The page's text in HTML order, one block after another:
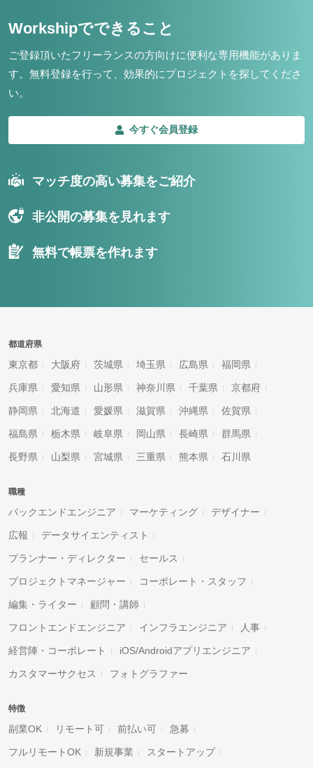
Workshipでできること
ご登録頂いたフリーランスの方向けに便利な専用機能がありま
す。 無料登録を行って、効果的にプロジェクトを探してくださ
い。
今すぐ会員登録
マッチ度の高い募集をご紹介
非公開の募集を見れます
無料で帳票を作れます
都道府県
東京都 大阪府 茨城県 埼玉県 広島県 福岡県
兵庫県 愛知県 山形県 神奈川県 千葉県 京都府
静岡県 北海道 愛媛県 滋賀県 沖縄県 佐賀県
福島県 栃木県 岐阜県 岡山県 長崎県 群馬県
長野県 山梨県 宮城県 三重県 熊本県 石川県
職種
バックエンドエンジニア マーケティング デザイナー
広報 データサイエンティスト
プランナー・ディレクター セールス
プロジェクトマネージャー コーポレート・スタッフ
編集・ライター 顧問・講師
フロントエンドエンジニア インフラエンジニア 人事
経営陣・コーポレート iOS/Androidアプリエンジニア
カスタマーサクセス フォトグラファー
特徴
副業OK リモート可 前払い可 急募
フルリモートOK 新規事業 スタートアップ